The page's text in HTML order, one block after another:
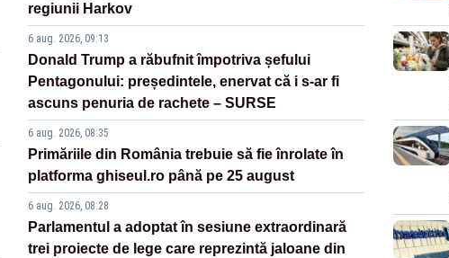
regiunii Harkov
6 aug. 2026, 09:13
Donald Trump a răbufnit împotriva șefului
Pentagonului: președintele, enervat că i s-ar fi
ascuns penuria de rachete – SURSE
6 aug. 2026, 08:35
Primăriile din România trebuie să fie înrolate în
platforma ghiseul.ro până pe 25 august
6 aug. 2026, 08:28
Parlamentul a adoptat în sesiune extraordinară
trei proiecte de lege care reprezintă jaloane din